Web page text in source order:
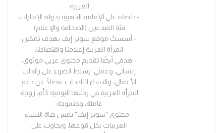
العربية.
- حاصلة على الإقامة الذهبية بدولة الإمارات،
فئة المبدعين (الصحافة والإعلام).
- أسستُ موقع سوبر إيف بهدف تمكين
المرأة العربية إعلاميًا واقتصاديًا.
- هدفي أيضًا تقديم محتوى عربي موثوق،
إنساني، وعملي. يسلط الضوء على رائدات
الأعمال، والنساء الناجحات. فضلًا عن دعم
المرأة العربية في رحلتها اليومية كأم، زوجة،
عاملة، وطموحة.
- محتوى "سوبر إيف" يمس حياة النساء
العربيات بكل تنوعها، ويجاوب على